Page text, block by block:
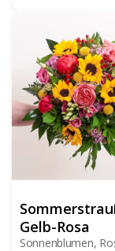
Gelb-Rosa
Sonnenblumen,